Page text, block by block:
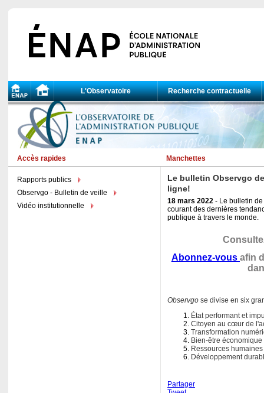
L'Observatoire Recherche contractuelle
Accès rapides Manchettes
Rapports publics
Observgo - Bulletin de veille
Vidéo institutionnelle
Le bulletin Observgo
ligne!
18 mars 2022 - Le bulletin
courant des dernières
publique à travers le monde.
Abonnez-vous afin
Observgo se divise en six
État performant et
Citoyen au cœur de
Transformation
Bien-être économique
Ressources humaines
Développement
Partager